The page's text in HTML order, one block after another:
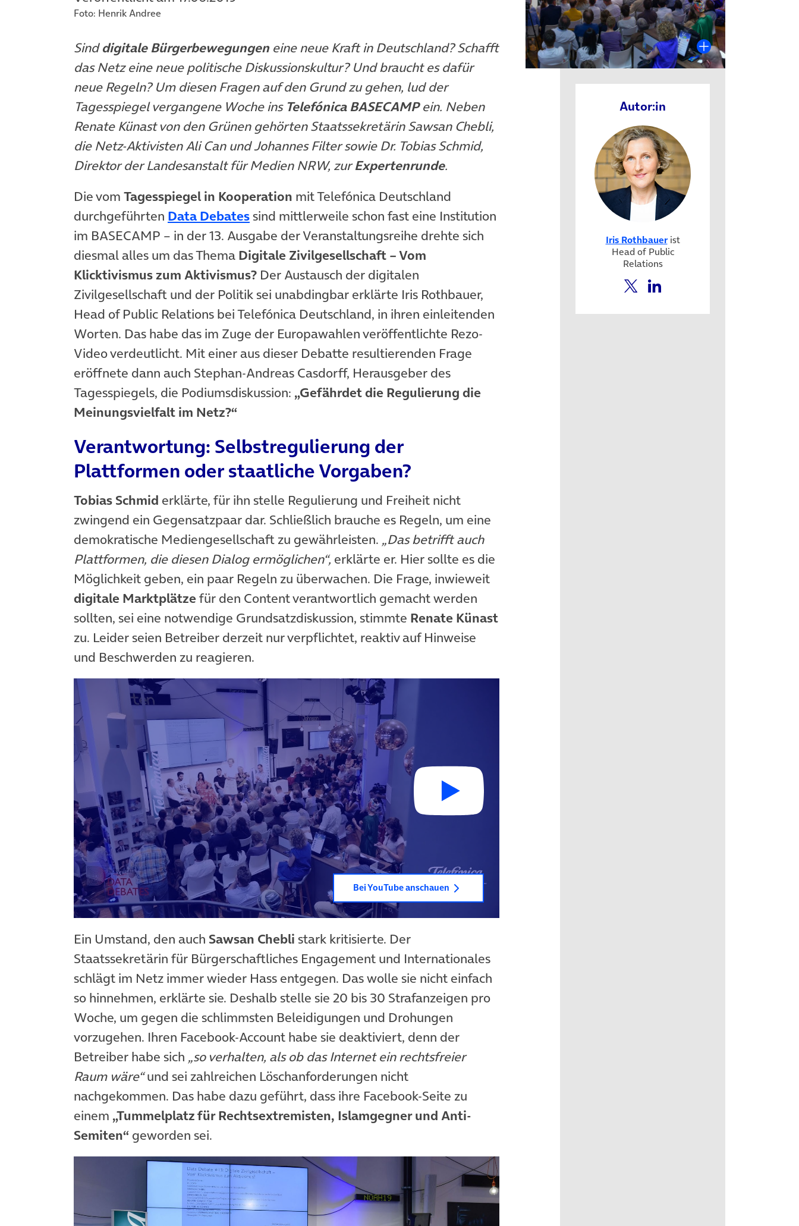
Foto: Henrik Andree
Sinddigitale Bürgerbewegungen eine neue Kraft in Deutschland? Schafft
das Netz eine neue politische Diskussionskultur? Und braucht es dafür
neue Regeln? Um diesen Fragen auf den Grund zu gehen, lud der
Tagesspiegel vergangene Woche ins Telefónica BASECAMPein. Neben
Renate Künast von den Grünen gehörten Staatssekretärin Sawsan Chebli,
die Netz-Aktivisten Ali Can und Johannes Filter sowie Dr. Tobias Schmid,
Direktor der Landesanstalt für Medien NRW, zurExpertenrunde.
Die vom Tagesspiegel in Kooperation mit Telefónica Deutschland
durchgeführten Data Debatessind mittlerweile schon fast eine Institution
im BASECAMP – in der 13. Ausgabe der Veranstaltungsreihe drehte sich
diesmal alles um das Thema Digitale Zivilgesellschaft – Vom
Klicktivismus zum Aktivismus? Der Austausch der digitalen
Zivilgesellschaft und der Politik sei unabdingbar erklärte Iris Rothbauer,
Head of Public Relations bei Telefónica Deutschland, in ihren einleitenden
Worten. Das habe das im Zuge der Europawahlen veröffentlichte Rezo-
Video verdeutlicht. Mit einer aus dieser Debatte resultierenden Frage
eröffnete dann auch Stephan-Andreas Casdorff, Herausgeber des
Tagesspiegels, die Podiumsdiskussion: „Gefährdet die Regulierung die
Meinungsvielfalt im Netz?“
Verantwortung: Selbstregulierung der
Plattformen oder staatliche Vorgaben?
Tobias Schmid erklärte, für ihn stelle Regulierung und Freiheit nicht
zwingend ein Gegensatzpaar dar. Schließlich brauche es Regeln, um eine
demokratische Mediengesellschaft zu gewährleisten. „Das betrifft auch
Plattformen, die diesen Dialog ermöglichen“, erklärte er. Hier sollte es die
Möglichkeit geben, ein paar Regeln zu überwachen. Die Frage, inwieweit
digitale Marktplätzefür den Content verantwortlich gemacht werden
sollten, sei eine notwendige Grundsatzdiskussion, stimmte Renate Künast
zu. Leider seien Betreiber derzeit nur verpflichtet, reaktiv auf Hinweise
und Beschwerden zu reagieren.
Bei YouTube anschauen
Ein Umstand, den auch Sawsan Chebli stark kritisierte. Der
Staatssekretärin für Bürgerschaftliches Engagement und Internationales
schlägt im Netz immer wieder Hass entgegen. Das wolle sie nicht einfach
so hinnehmen, erklärte sie. Deshalb stelle sie 20 bis 30 Strafanzeigen pro
Woche, um gegen die schlimmsten Beleidigungen und Drohungen
vorzugehen. Ihren Facebook-Account habe sie deaktiviert, denn der
Betreiber habe sich „so verhalten, als ob das Internet ein rechtsfreier
Raum wäre“und sei zahlreichen Löschanforderungen nicht
nachgekommen. Das habe dazu geführt, dass ihre Facebook-Seite zu
einem „Tummelplatz für Rechtsextremisten, Islamgegner und Anti-
Semiten“ geworden sei.
Autor:in
Iris Rothbauerist
Head of Public
Relations